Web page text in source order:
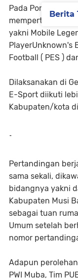
Pada Porwada di
yakni Mobile
PlayerUnknown's
Football ( PES )
Dilaksanakan di
E-Sport diikuti
Kabupaten/kota
-
Pertandingan
sama sekali,
bidangnya yakni
Kabupaten Musi
sebagai tuan
Umum setelah
nomor
Adapun
PWI Muba, Tim
Berita